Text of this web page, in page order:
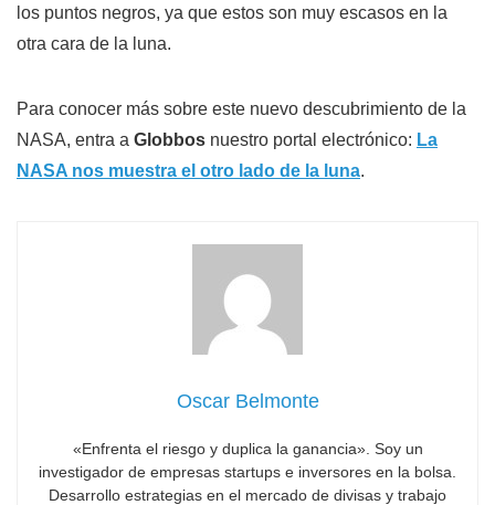
los puntos negros, ya que estos son muy escasos en la
otra cara de la luna.
Para conocer más sobre este nuevo descubrimiento de la
NASA, entra a Globbos nuestro portal electrónico: La
NASA nos muestra el otro lado de la luna.
Oscar Belmonte
«Enfrenta el riesgo y duplica la ganancia». Soy un
investigador de empresas startups e inversores en la bolsa.
Desarrollo estrategias en el mercado de divisas y trabajo